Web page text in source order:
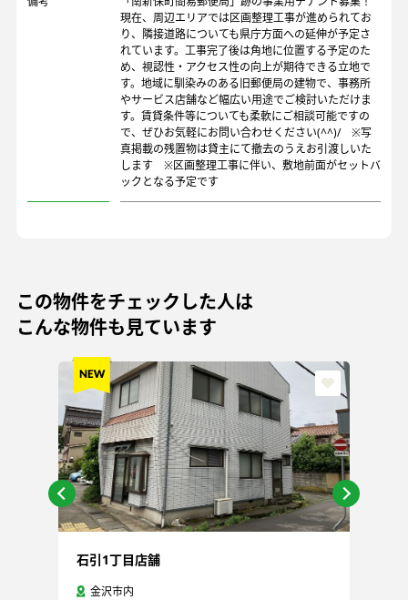
現在、周辺エリアでは区画整理工事が進められてお
り、隣接道路についても県庁方面への延伸が予定さ
れています。工事完了後は角地に位置する予定のた
め、視認性・アクセス性の向上が期待できる立地で
す。地域に馴染みのある旧郵便局の建物で、事務所
やサービス店舗など幅広い用途でご検討いただけま
す。賃貸条件等についても柔軟にご相談可能ですの
で、ぜひお気軽にお問い合わせください(^^)/ ※写
真掲載の残置物は貸主にて撤去のうえお引渡しいた
します ※区画整理工事に伴い、敷地前面がセットバ
ックとなる予定です
この物件をチェックした人は
こんな物件も見ています
石引1丁目店舗
金沢市内